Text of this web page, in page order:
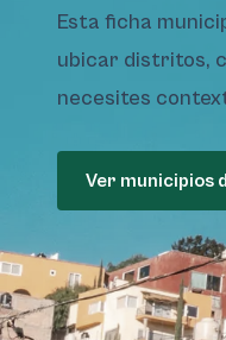
Esta ficha
ubicar distritos,
necesites
Ver municipios